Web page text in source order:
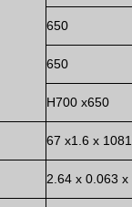
650
650
H700 x650
67 x1.6 x
2.64 x 0.063 x